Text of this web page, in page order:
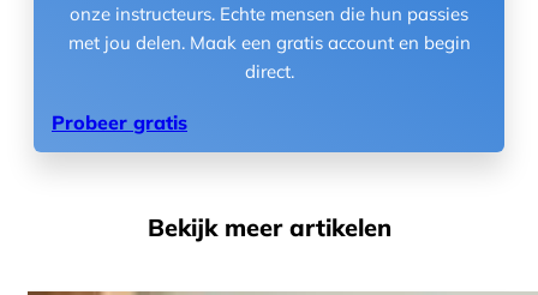
onze instructeurs. Echte mensen die hun passies
met jou delen. Maak een gratis account en begin
direct.
Probeer gratis
Bekijk meer artikelen